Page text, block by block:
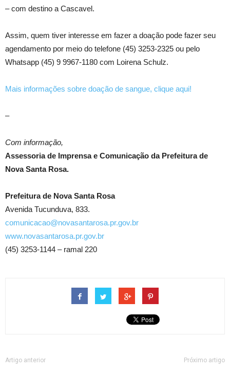
– com destino a Cascavel.
Assim, quem tiver interesse em fazer a doação pode fazer seu
agendamento por meio do telefone (45) 3253-2325 ou pelo
Whatsapp (45) 9 9967-1180 com Loirena Schulz.
Mais informações sobre doação de sangue, clique aqui!
–
Com informação,
Assessoria de Imprensa e Comunicação da Prefeitura de
Nova Santa Rosa.
Prefeitura de Nova Santa Rosa
Avenida Tucunduva, 833.
comunicacao@novasantarosa.pr.gov.br
www.novasantarosa.pr.gov.br
(45) 3253-1144 – ramal 220
Artigo anterior Próximo artigo